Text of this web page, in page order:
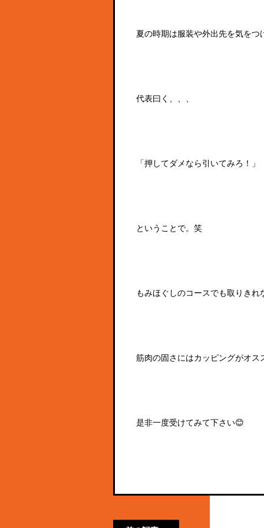
夏の時期は服装や外出先を気をつ
代表曰く、、、
「押してダメなら引いてみろ！」
ということで。笑
もみほぐしのコースでも取りきれ
筋肉の固さにはカッピングがオス
是非一度受けてみて下さい😊